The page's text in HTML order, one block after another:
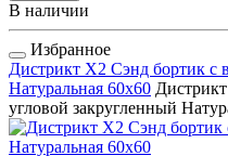
В наличии
Избранное
Дистрикт Х2 Сэнд бортик с
Натуральная 60x60
угловой закругленный